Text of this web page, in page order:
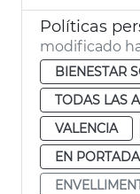
modificado
BIENESTAR
TODAS LAS
VALENCIA
EN